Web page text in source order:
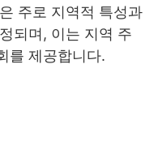
주로 지역적 특성과
되며, 이는 지역 주
를 제공합니다.